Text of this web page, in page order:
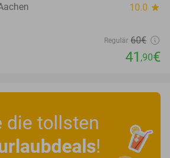
10.0 star
Regulär 60€
41 ,90€
die tollsten
!